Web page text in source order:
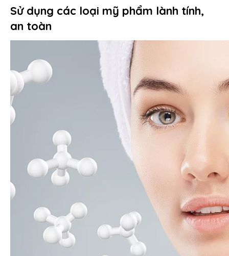
Sử dụng các loại mỹ phẩm lành tính,
an toàn